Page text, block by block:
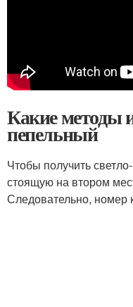
Какие методы
пепельный
Чтобы получить
стоящую на втором
Следовательно, номер